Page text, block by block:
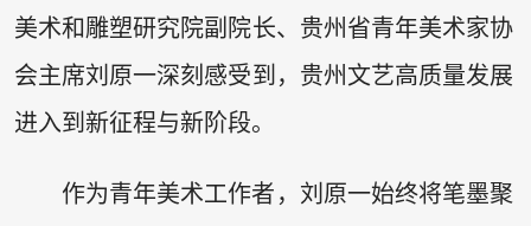
美术和雕塑研究院副院长、贵州省青年美术家协
会主席刘原一深刻感受到，贵州文艺高质量发展
进入到新征程与新阶段。
作为青年美术工作者，刘原一始终将笔墨聚